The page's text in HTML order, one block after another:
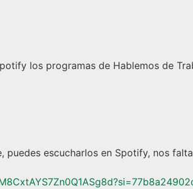
los programas de Hablemos de
puedes escucharlos en Spotify, nos